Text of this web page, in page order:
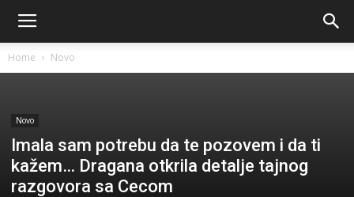
Home Novo
Novo
Imala sam potrebu da te pozovem i da ti
kažem… Dragana otkrila detalje tajnog
razgovora sa Cecom